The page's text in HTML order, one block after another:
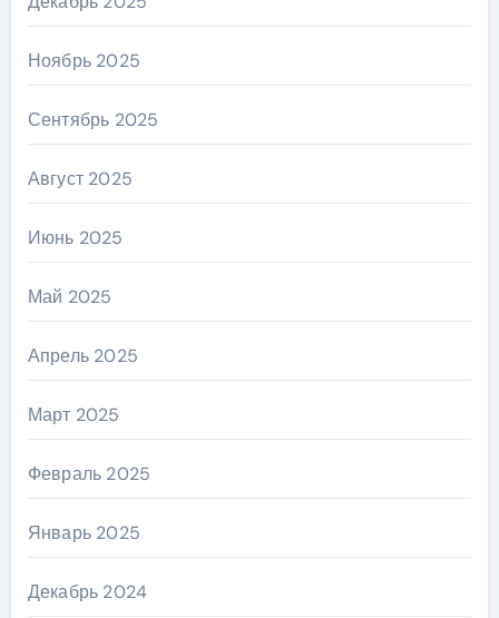
Ноябрь 2025
Сентябрь 2025
Август 2025
Июнь 2025
Май 2025
Апрель 2025
Март 2025
Февраль 2025
Январь 2025
Декабрь 2024